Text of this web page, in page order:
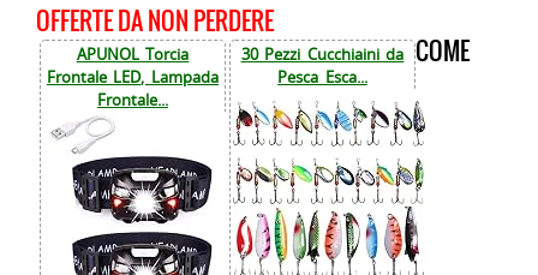
OFFERTE DA NON PERDERE
APUNOL Torcia
Frontale LED, Lampada
Frontale...
30 Pezzi Cucchiaini da
Pesca Esca...
COME